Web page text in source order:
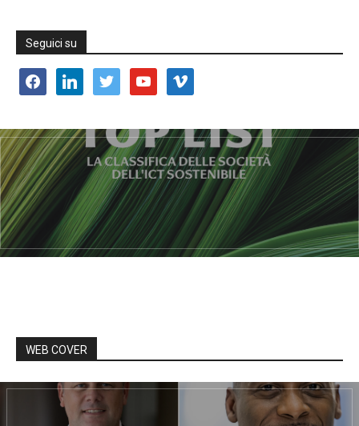
Seguici su
facebooklinkedin twitter youtube vimeo
WEB COVER